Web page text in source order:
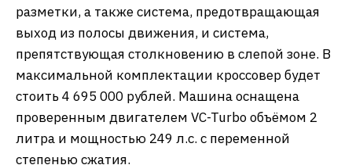
разметки, а также система, предотвращающая
выход из полосы движения, и система,
препятствующая столкновению в слепой зоне. В
максимальной комплектации кроссовер будет
стоить 4 695 000 рублей. Машина оснащена
проверенным двигателем VC-Turbo объёмом 2
литра и мощностью 249 л.с. с переменной
степенью сжатия.